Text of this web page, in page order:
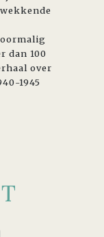
dan 100
over
1945